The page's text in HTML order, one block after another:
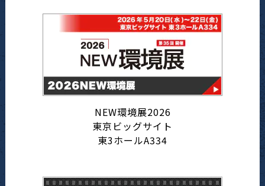
NEW環境展2026
東京ビッグサイト
東3ホールA334